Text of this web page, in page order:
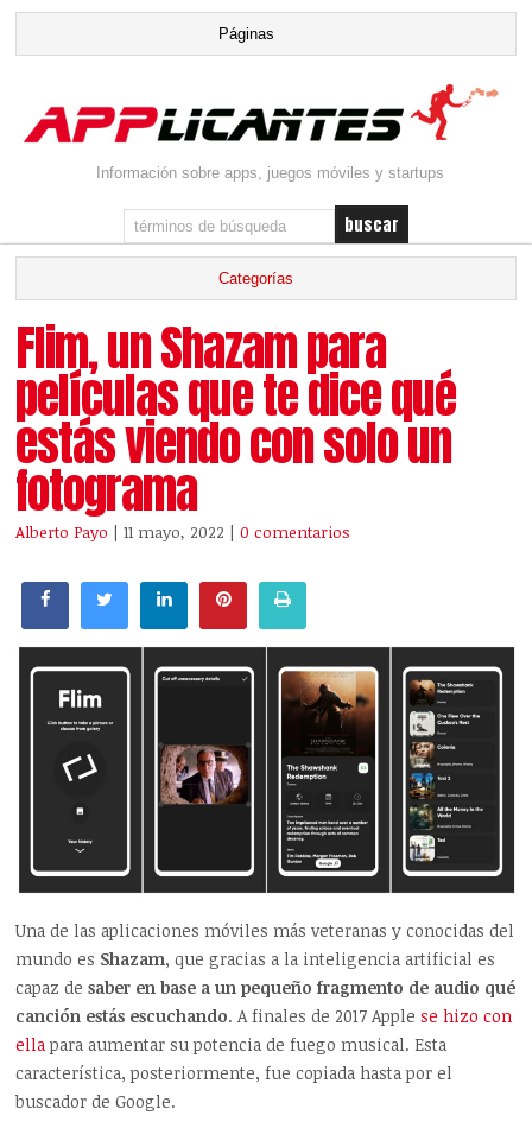
Información sobre apps, juegos móviles y startups
Flim, un Shazam para
películas que te dice qué
estás viendo con solo un
fotograma
Alberto Payo | 11 mayo, 2022 |0 comentarios
Una de las aplicaciones móviles más veteranas y conocidas del
mundo es Shazam, que gracias a la inteligencia artificial es
capaz desaber en base a un pequeño fragmento de audio qué
canción estás escuchando. A finales de 2017 Applese hizo con
ellapara aumentar su potencia de fuego musical. Esta
característica, posteriormente, fue copiada hasta por el
buscador de Google.